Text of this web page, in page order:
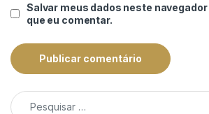
Salvar meus dados neste
que eu comentar.
Pesquisar por: